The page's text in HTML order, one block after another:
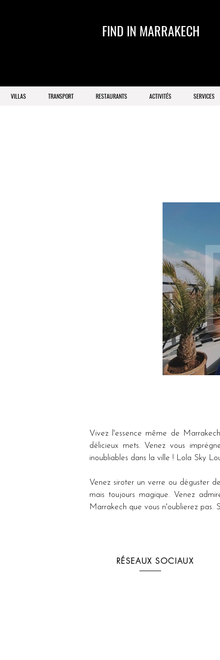
FIND IN MARRAKECH
VILLAS TRANSPORT RESTAURANTS ACTIVITÉS SERVICES
Vivez l'essence même de
délicieux mets. Venez vous
inoubliables dans la ville ! Lola Sky
Venez siroter un verre ou déguster
mais toujours magique. Venez
Marrakech que vous n'oublierez pas.
RÉSEAUX SOCIAUX